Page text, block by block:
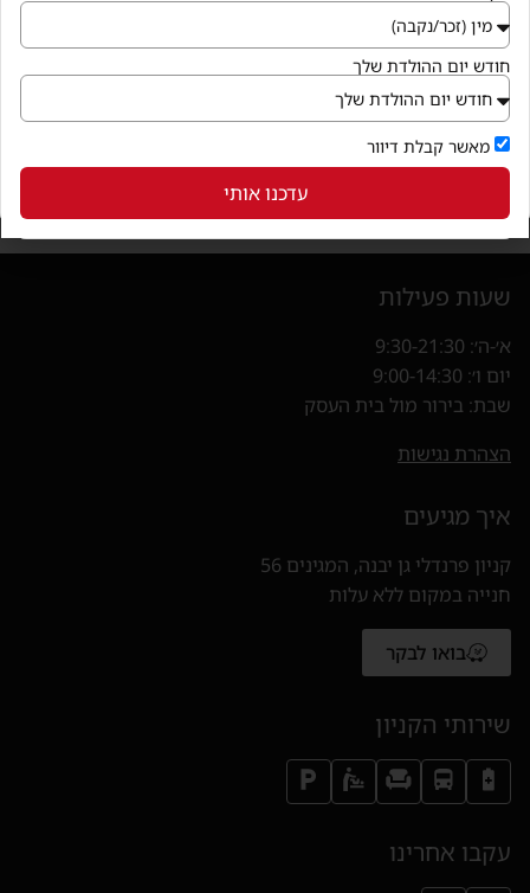
מותג האופנה והבייסיק במצע שווה במיוחד הכי פשוט, הכי כיף !
בלי אחוזים וחישובים מבלבלים.
שעות פעילות
א׳-ה׳: 9:30-21:30
יום ו׳: 9:00-14:30
שבת: בירור מול בית העסק
הצהרת נגישות
איך מגיעים
קניון פרנדלי גן יבנה, המגינים 56
חנייה במקום ללא עלות
בואו לבקר
(נפתח בחלון חדש)
שירותי הקניון
עקבו אחרינו
חודש יום ההולדת שלך
מאשר קבלת דיוור
עדכנו אותי